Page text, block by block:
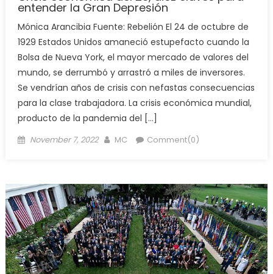
entender la Gran Depresión
Mónica Arancibia Fuente: Rebelión El 24 de octubre de
1929 Estados Unidos amaneció estupefacto cuando la
Bolsa de Nueva York, el mayor mercado de valores del
mundo, se derrumbó y arrastró a miles de inversores.
Se vendrían años de crisis con nefastas consecuencias
para la clase trabajadora. La crisis económica mundial,
producto de la pandemia del […]
Posted
November 7, 2022 Author
MC Comment(0)